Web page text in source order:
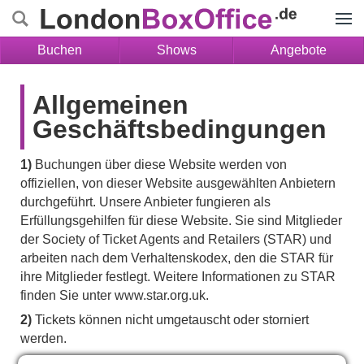
Buchen Shows Angebote
Allgemeinen
Geschäftsbedingungen
1) Buchungen über diese Website werden von
offiziellen, von dieser Website ausgewählten Anbietern
durchgeführt. Unsere Anbieter fungieren als
Erfüllungsgehilfen für diese Website. Sie sind Mitglieder
der Society of Ticket Agents and Retailers (STAR) und
arbeiten nach dem Verhaltenskodex, den die STAR für
ihre Mitglieder festlegt. Weitere Informationen zu STAR
finden Sie unter www.star.org.uk.
2) Tickets können nicht umgetauscht oder storniert
werden.